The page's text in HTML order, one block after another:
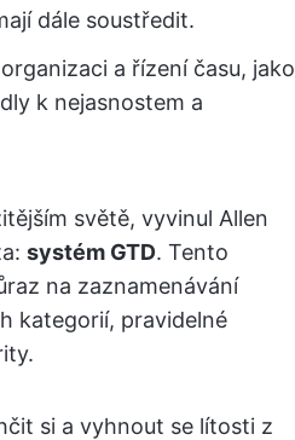
dále soustředit.
a řízení času, jako
k nejasnostem a
světě, vyvinul Allen
systém GTD. Tento
na zaznamenávání
kategorií, pravidelné
si a vyhnout se lítosti z